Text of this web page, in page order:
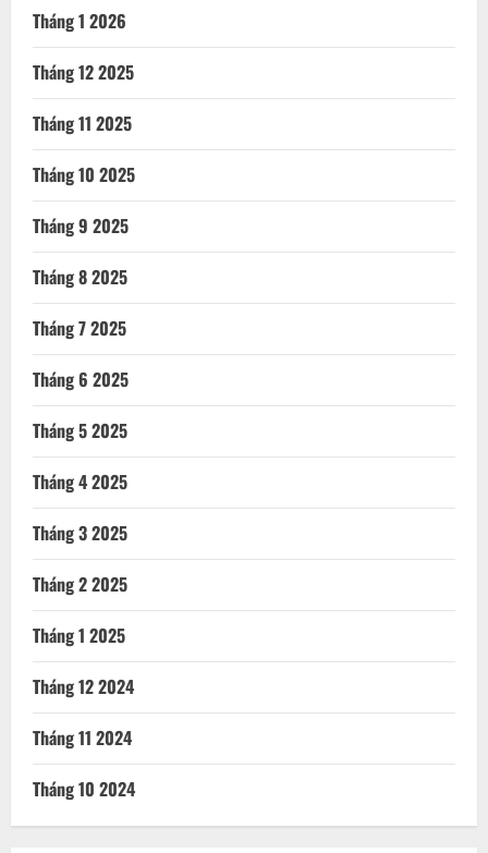
Tháng 1 2026
Tháng 12 2025
Tháng 11 2025
Tháng 10 2025
Tháng 9 2025
Tháng 8 2025
Tháng 7 2025
Tháng 6 2025
Tháng 5 2025
Tháng 4 2025
Tháng 3 2025
Tháng 2 2025
Tháng 1 2025
Tháng 12 2024
Tháng 11 2024
Tháng 10 2024